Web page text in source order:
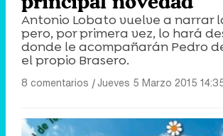
Antonio Lobato vuelve a narrar
pero, por primera vez, lo hará
donde le acompañarán Pedro
el propio Brasero.
8 comentarios |Jueves 5 Marzo 2015